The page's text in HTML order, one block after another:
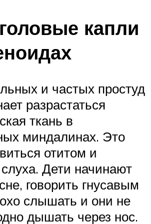
капли
и частых простуд
разрастаться
ткань в
миндалинах. Это
отитом и
Дети начинают
говорить гнусавым
слышать и они не
дышать через нос.